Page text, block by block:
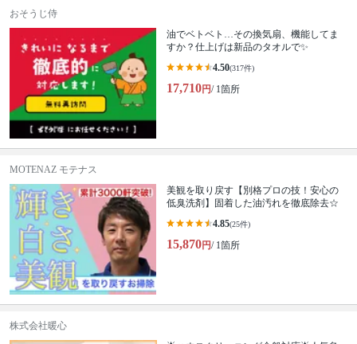
おそうじ侍
油でベトベト…その換気扇、機能してま
すか？仕上げは新品のタオルで✨
4.50(317件)
17,710円/ 1箇所
MOTENAZ モテナス
美観を取り戻す【別格プロの技！安心の
低臭洗剤】固着した油汚れを徹底除去☆
4.85(25件)
15,870円/ 1箇所
株式会社暖心